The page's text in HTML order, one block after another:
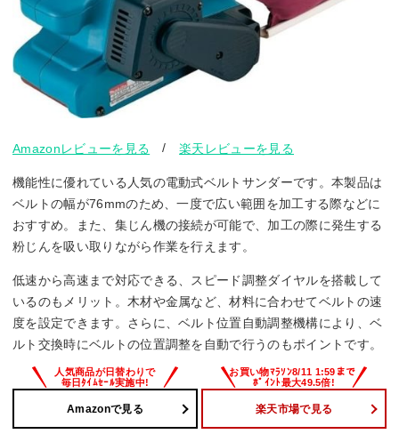
Amazonレビューを見る /楽天レビューを見る
機能性に優れている人気の電動式ベルトサンダーです。本製品は
ベルトの幅が76mmのため、一度で広い範囲を加工する際などに
おすすめ。また、集じん機の接続が可能で、加工の際に発生する
粉じんを吸い取りながら作業を行えます。
低速から高速まで対応できる、スピード調整ダイヤルを搭載して
いるのもメリット。木材や金属など、材料に合わせてベルトの速
度を設定できます。さらに、ベルト位置自動調整機構により、ベ
ルト交換時にベルトの位置調整を自動で行うのもポイントです。
Amazonで見る 楽天市場で見る